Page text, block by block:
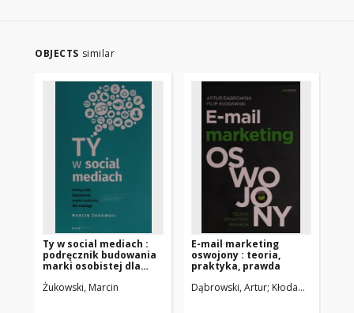
OBJECTS similar
Ty w social mediach :
podręcznik budowania
marki osobistej dla
Żukowski, Marcin
E-mail marketing
oswojony : teoria,
praktyka, prawda
Dąbrowski, Artur Kłodawski, Filip